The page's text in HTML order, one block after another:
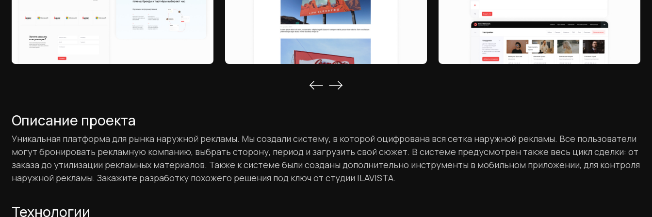
Описание проекта
Уникальная платформа для рынка наружной рекламы. Мы создали систему, в которой оцифрована вся сетка наружной рекламы. Все пользователи
могут бронировать рекламную компанию, выбрать сторону, период и загрузить свой сюжет. В системе предусмотрен также весь цикл сделки: от
заказа до утилизации рекламных материалов. Также к системе были созданы дополнительно инструменты в мобильном приложении, для контроля
наружной рекламы. Закажите разработку похожего решения под ключ от студии ILAVISTA.
Технологии